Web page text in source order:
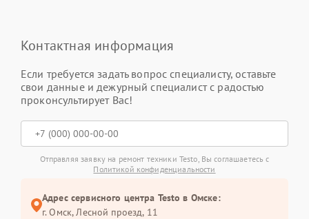
Контактная информация
Если требуется задать вопрос специалисту, оставьте
свои данные и дежурный специалист с радостью
проконсультирует Вас!
Отправляя заявку на ремонт техники Testo, Вы соглашаетесь с
Политикой конфиденциальности
Адрес сервисного центра Testo в Омске:
г. Омск, ​Лесной проезд, 11